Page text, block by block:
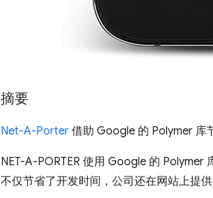
摘要
Net-A-Porter 借助 Google 的 Polymer 库
NET-A-PORTER 使用 Google 的 Polymer
不仅节省了开发时间，公司还在网站上提